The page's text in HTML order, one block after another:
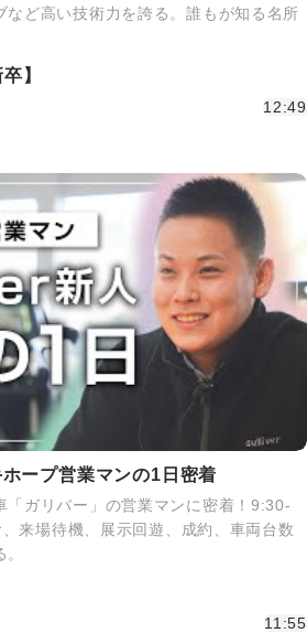
など高い技術力を誇る。誰もが知る名所
】
12:49
ープ営業マンの1日密着
「ガリバー」の営業マンに密着！9:30-
来場待機、展示回遊、成約、車両台数
11:55